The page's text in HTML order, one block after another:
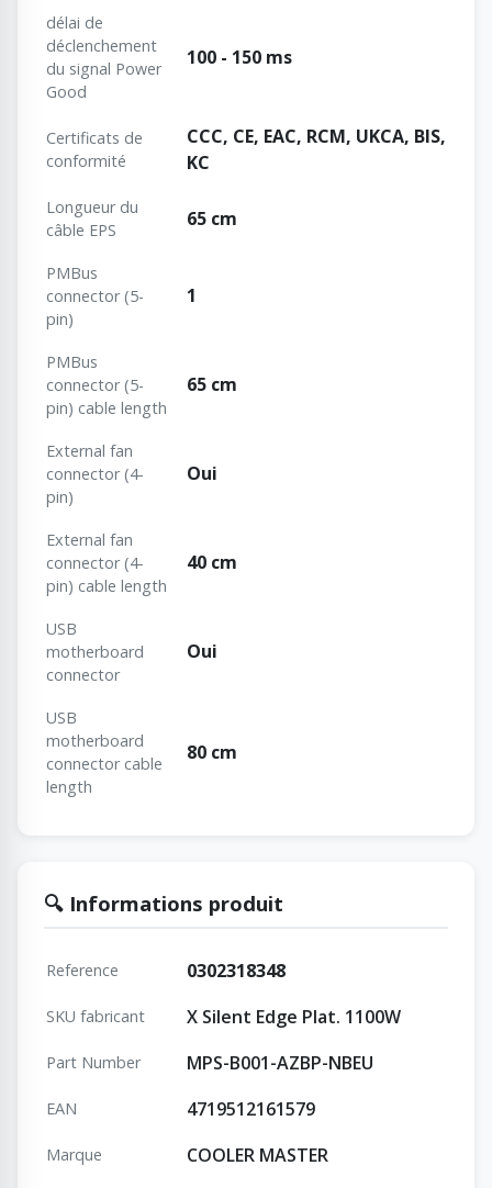
délai de
déclenchement
du signal Power
Good
100 - 150 ms
Certificats de
conformité
CCC, CE, EAC, RCM, UKCA, BIS,
KC
Longueur du
câble EPS
65 cm
PMBus
connector (5-
pin)
1
PMBus
connector (5-
pin) cable length
65 cm
External fan
connector (4-
pin)
Oui
External fan
connector (4-
pin) cable length
40 cm
USB
motherboard
connector
Oui
USB
motherboard
connector cable
length
80 cm
🔍 Informations produit
Reference 0302318348
SKU fabricant X Silent Edge Plat. 1100W
Part Number MPS-B001-AZBP-NBEU
EAN 4719512161579
Marque COOLER MASTER